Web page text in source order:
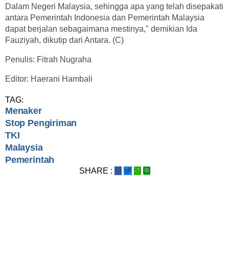
Dalam Negeri Malaysia, sehingga apa yang telah disepakati
antara Pemerintah Indonesia dan Pemerintah Malaysia
dapat berjalan sebagaimana mestinya," demikian Ida
Fauziyah, dikutip dari Antara. (C)
Penulis: Fitrah Nugraha
Editor: Haerani Hambali
TAG:
Menaker
Stop Pengiriman
TKI
Malaysia
Pemerintah
SHARE :